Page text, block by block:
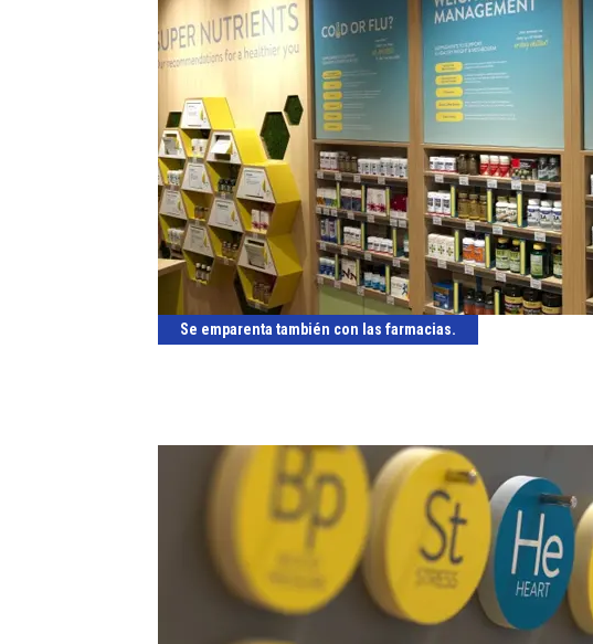
Se emparenta también con las farmacias.